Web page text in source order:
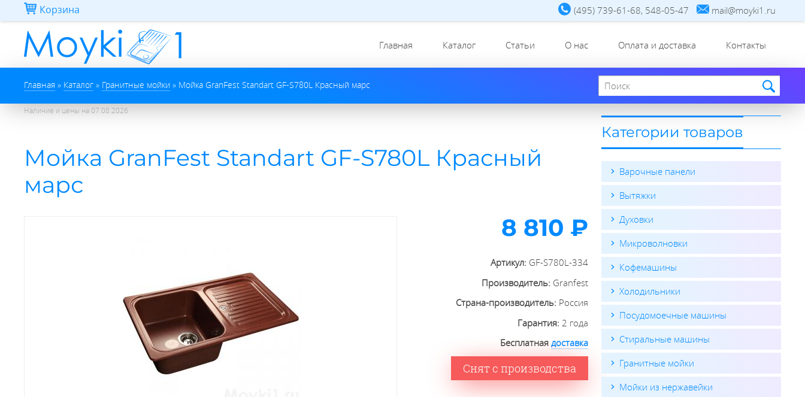
Перейти к основному содержанию
Корзина (495) 739-61-68, 548-05-47 mail@moyki1.ru
Главная Каталог Статьи О нас Оплата и доставка Контакты
Вы здесь
Главная » Каталог » Гранитные мойки » Мойка GranFest Standart GF-S780L Красный марс
Поиск по сайту
Наличие и цены на 07.08.2026
Мойка GranFest Standart GF-S780L Красный
марс
8 810 ₽
Артикул: GF-S780L-334
Производитель: Granfest
Страна-производитель: Россия
Гарантия: 2 года
Бесплатнаядоставка
Снят с производства
Категории товаров
Варочные панели
Вытяжки
Духовки
Микроволновки
Кофемашины
Холодильники
Посудомоечные машины
Стиральные машины
Гранитные мойки
Мойки из нержавейки